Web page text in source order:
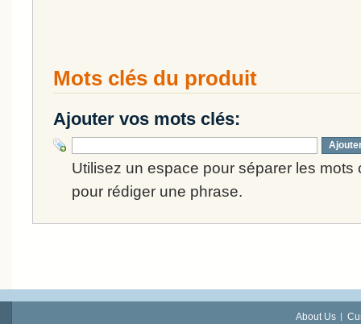
Mots clés du produit
Ajouter vos mots clés:
Utilisez un espace pour séparer les mots
pour rédiger une phrase.
About Us